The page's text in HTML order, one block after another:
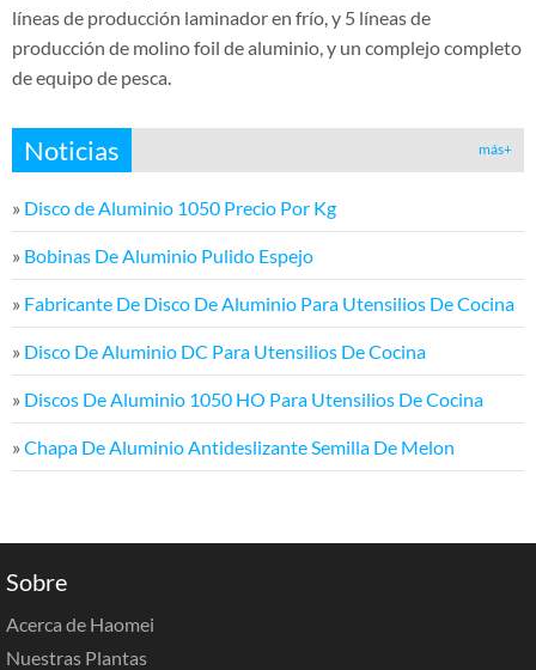
líneas de producción laminador en frío, y 5 líneas de
producción de molino foil de aluminio, y un complejo completo
de equipo de pesca.
Noticias más+
» Disco de Aluminio 1050 Precio Por Kg
» Bobinas De Aluminio Pulido Espejo
» Fabricante De Disco De Aluminio Para Utensilios De Cocina
» Disco De Aluminio DC Para Utensilios De Cocina
» Discos De Aluminio 1050 HO Para Utensilios De Cocina
» Chapa De Aluminio Antideslizante Semilla De Melon
Sobre
Acerca de Haomei
Nuestras Plantas